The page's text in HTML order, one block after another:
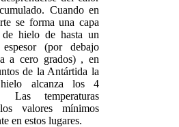
Cuando en
se forma una capa
de hielo de hasta un
(por debajo
a cero grados) , en
de la Antártida la
alcanza los 4
Las temperaturas
valores mínimos
en estos lugares.